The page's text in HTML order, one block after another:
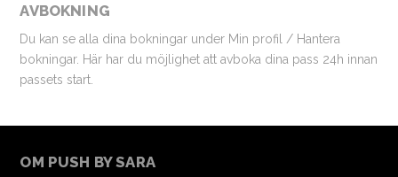
AVBOKNING
Du kan se alla dina bokningar under Min profil / Hantera
bokningar. Här har du möjlighet att avboka dina pass 24h innan
passets start.
OM PUSH BY SARA